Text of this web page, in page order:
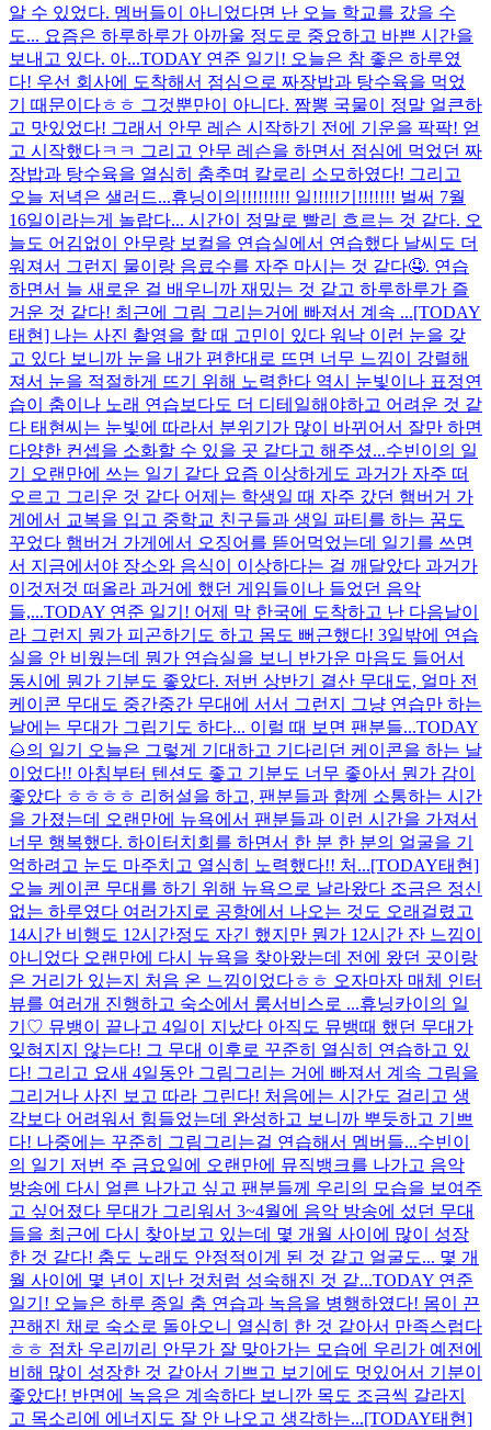
알 수 있었다. 멤버들이 아니었다면 난 오늘 학교를 갔을 수
도... 요즘은 하루하루가 아까울 정도로 중요하고 바쁜 시간을
보내고 있다. 아...TODAY 연준 일기! 오늘은 참 좋은 하루였
다! 우선 회사에 도착해서 점심으로 짜장밥과 탕수육을 먹었
기 때문이다ㅎㅎ 그것뿐만이 아니다. 짬뽕 국물이 정말 얼큰하
고 맛있었다! 그래서 안무 레슨 시작하기 전에 기운을 팍팍! 얻
고 시작했다ㅋㅋ 그리고 안무 레슨을 하면서 점심에 먹었던 짜
장밥과 탕수육을 열심히 춤추며 칼로리 소모하였다! 그리고
오늘 저녁은 샐러드...휴닝이의!!!!!!!!! 일!!!!!기!!!!!!! 벌써 7월
16일이라는게 놀랍다... 시간이 정말로 빨리 흐르는 것 같다. 오
늘도 어김없이 안무랑 보컬을 연습실에서 연습했다 날씨도 더
워져서 그런지 물이랑 음료수를 자주 마시는 것 같다🤤. 연습
하면서 늘 새로운 걸 배우니까 재밌는 것 같고 하루하루가 즐
거운 것 같다! 최근에 그림 그리는거에 빠져서 계속 ...[TODAY
태현] 나는 사진 촬영을 할 때 고민이 있다 워낙 이런 눈을 갖
고 있다 보니까 눈을 내가 편한대로 뜨면 너무 느낌이 강렬해
져서 눈을 적절하게 뜨기 위해 노력한다 역시 눈빛이나 표정연
습이 춤이나 노래 연습보다도 더 디테일해야하고 어려운 것 같
다 태현씨는 눈빛에 따라서 분위기가 많이 바뀌어서 잘만 하면
다양한 컨셉을 소화할 수 있을 곳 같다고 해주셨...수빈이의 일
기 오랜만에 쓰는 일기 같다 요즘 이상하게도 과거가 자주 떠
오르고 그리운 것 같다 어제는 학생일 때 자주 갔던 햄버거 가
게에서 교복을 입고 중학교 친구들과 생일 파티를 하는 꿈도
꾸었다 햄버거 가게에서 오징어를 뜯어먹었는데 일기를 쓰면
서 지금에서야 장소와 음식이 이상하다는 걸 깨달았다 과거가
이것저것 떠올라 과거에 했던 게임들이나 들었던 음악
들,...TODAY 연준 일기! 어제 막 한국에 도착하고 난 다음날이
라 그런지 뭔가 피곤하기도 하고 몸도 뻐근했다! 3일밖에 연습
실을 안 비웠는데 뭔가 연습실을 보니 반가운 마음도 들어서
동시에 뭔가 기분도 좋았다. 저번 상반기 결산 무대도, 얼마 전
케이콘 무대도 중간중간 무대에 서서 그런지 그냥 연습만 하는
날에는 무대가 그립기도 하다... 이럴 때 보면 팬분들...TODAY
🌰의 일기 오늘은 그렇게 기대하고 기다리던 케이콘을 하는 날
이었다!! 아침부터 텐션도 좋고 기분도 너무 좋아서 뭔가 감이
좋았다 ㅎㅎㅎㅎ 리허설을 하고, 팬분들과 함께 소통하는 시간
을 가졌는데 오랜만에 뉴욕에서 팬분들과 이런 시간을 가져서
너무 행복했다. 하이터치회를 하면서 한 분 한 분의 얼굴을 기
억하려고 눈도 마주치고 열심히 노력했다!! 처...[TODAY태현]
오늘 케이콘 무대를 하기 위해 뉴욕으로 날라왔다 조금은 정신
없는 하루였다 여러가지로 공항에서 나오는 것도 오래걸렸고
14시간 비행도 12시간정도 자긴 했지만 뭔가 12시간 잔 느낌이
아니었다 오랜만에 다시 뉴욕을 찾아왔는데 전에 왔던 곳이랑
은 거리가 있는지 처음 온 느낌이었다ㅎㅎ 오자마자 매체 인터
뷰를 여러개 진행하고 숙소에서 룸서비스로 ...휴닝카이의 일
기♡ 뮤뱅이 끝나고 4일이 지났다 아직도 뮤뱅때 했던 무대가
잊혀지지 않는다! 그 무대 이후로 꾸준히 열심히 연습하고 있
다! 그리고 요새 4일동안 그림그리는 거에 빠져서 계속 그림을
그리거나 사진 보고 따라 그린다! 처음에는 시간도 걸리고 생
각보다 어려워서 힘들었는데 완성하고 보니까 뿌듯하고 기쁘
다! 나중에는 꾸준히 그림그리는걸 연습해서 멤버들...수빈이
의 일기 저번 주 금요일에 오랜만에 뮤직뱅크를 나가고 음악
방송에 다시 얼른 나가고 싶고 팬분들께 우리의 모습을 보여주
고 싶어졌다 무대가 그리워서 3~4월에 음악 방송에 섰던 무대
들을 최근에 다시 찾아보고 있는데 몇 개월 사이에 많이 성장
한 것 같다! 춤도 노래도 안정적이게 된 것 같고 얼굴도... 몇 개
월 사이에 몇 년이 지난 것처럼 성숙해진 것 같...TODAY 연준
일기! 오늘은 하루 종일 춤 연습과 녹음을 병행하였다! 몸이 끈
끈해진 채로 숙소로 돌아오니 열심히 한 것 같아서 만족스럽다
ㅎㅎ 점차 우리끼리 안무가 잘 맞아가는 모습에 우리가 예전에
비해 많이 성장한 것 같아서 기쁘고 보기에도 멋있어서 기분이
좋았다! 반면에 녹음은 계속하다 보니깐 목도 조금씩 갈라지
고 목소리에 에너지도 잘 안 나오고 생각하는...[TODAY태현]